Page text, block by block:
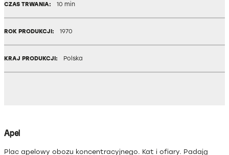
CZAS TRWANIA: 10 min
ROK PRODUKCJI: 1970
KRAJ PRODUKCJI: Polska
Apel
Plac apelowy obozu koncentracyjnego. Kat i ofiary. Padają